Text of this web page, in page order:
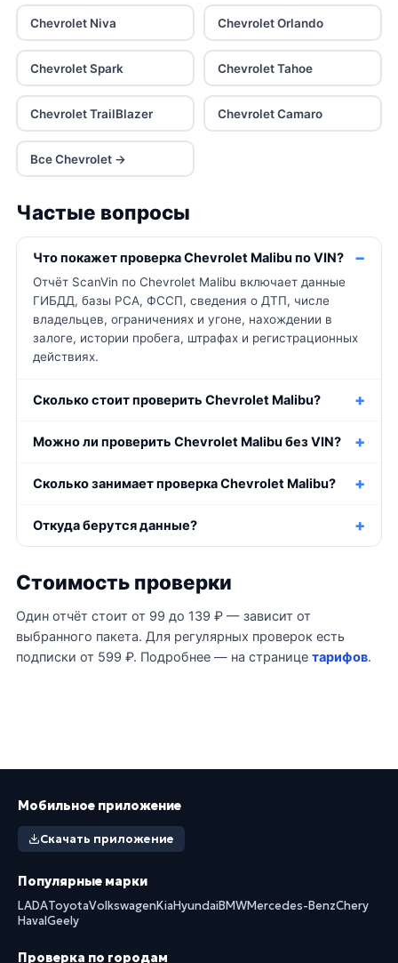
Chevrolet Niva Chevrolet Orlando
Chevrolet Spark Chevrolet Tahoe
Chevrolet TrailBlazer Chevrolet Camaro
Все Chevrolet →
Частые вопросы
Что покажет проверка Chevrolet Malibu по VIN?
Отчёт ScanVin по Chevrolet Malibu включает данные
ГИБДД, базы РСА, ФССП, сведения о ДТП, числе
владельцев, ограничениях и угоне, нахождении в
залоге, истории пробега, штрафах и регистрационных
действиях.
Сколько стоит проверить Chevrolet Malibu?
Можно ли проверить Chevrolet Malibu без VIN?
Сколько занимает проверка Chevrolet Malibu?
Откуда берутся данные?
Стоимость проверки
Один отчёт стоит от 99 до 139 ₽ — зависит от
выбранного пакета. Для регулярных проверок есть
подписки от 599 ₽. Подробнее — на странице тарифов.
Мобильное приложение
Скачать приложение
Популярные марки
LADAToyotaVolkswagenKiaHyundaiBMWMercedes-BenzChery
HavalGeely
Проверка по городам